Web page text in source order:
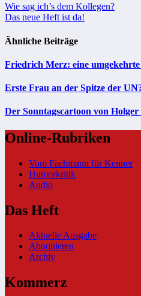
Beitragsnavigation
Wie sag ich’s dem Kollegen?
Das neue Heft ist da!
Ähnliche Beiträge
Friedrich Merz: eine
Erste Frau an der Spitze der
Der Sonntagscartoon von
Online-Rubriken
Vom Fachmann für Kenner
Humorkritik
Audio
Das Heft
Aktuelle Ausgabe
Abonnieren
Archiv
Kommerz